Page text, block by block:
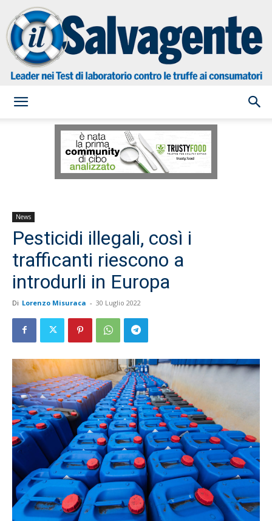
Salvagente
News
Pesticidi illegali, così i
trafficanti riescono a
introdurli in Europa
Di Lorenzo Misuraca - 30 Luglio 2022